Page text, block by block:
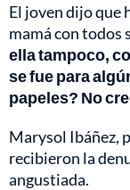
El joven dijo que
mamá con todos
ella tampoco,
se fue para
papeles? No
Marysol Ibáñez,
recibieron la
angustiada.